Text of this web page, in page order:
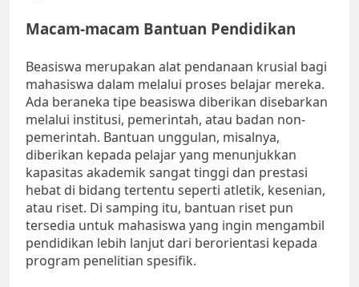
Macam-macam Bantuan Pendidikan
Beasiswa merupakan alat pendanaan krusial bagi
mahasiswa dalam melalui proses belajar mereka.
Ada beraneka tipe beasiswa diberikan disebarkan
melalui institusi, pemerintah, atau badan non-
pemerintah. Bantuan unggulan, misalnya,
diberikan kepada pelajar yang menunjukkan
kapasitas akademik sangat tinggi dan prestasi
hebat di bidang tertentu seperti atletik, kesenian,
atau riset. Di samping itu, bantuan riset pun
tersedia untuk mahasiswa yang ingin mengambil
pendidikan lebih lanjut dari berorientasi kepada
program penelitian spesifik.